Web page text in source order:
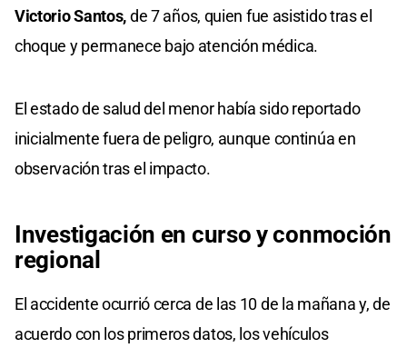
Victorio Santos,de 7 años, quien fue asistido tras el
choque y permanece bajo atención médica.
El estado de salud del menor había sido reportado
inicialmente fuera de peligro, aunque continúa en
observación tras el impacto.
Investigación en curso y conmoción
regional
El accidente ocurrió cerca de las 10 de la mañana y, de
acuerdo con los primeros datos, los vehículos